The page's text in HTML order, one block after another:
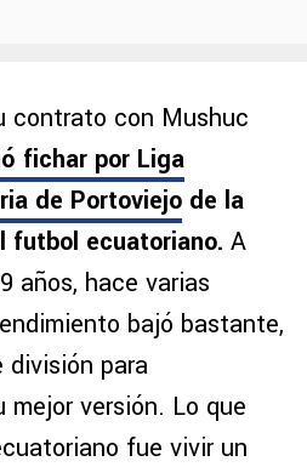
contrato con Mushuc
fichar por Liga
de Portoviejo de la
futbol ecuatoriano. A
años, hace varias
bajó bastante,
división para
versión. Lo que
fue vivir un